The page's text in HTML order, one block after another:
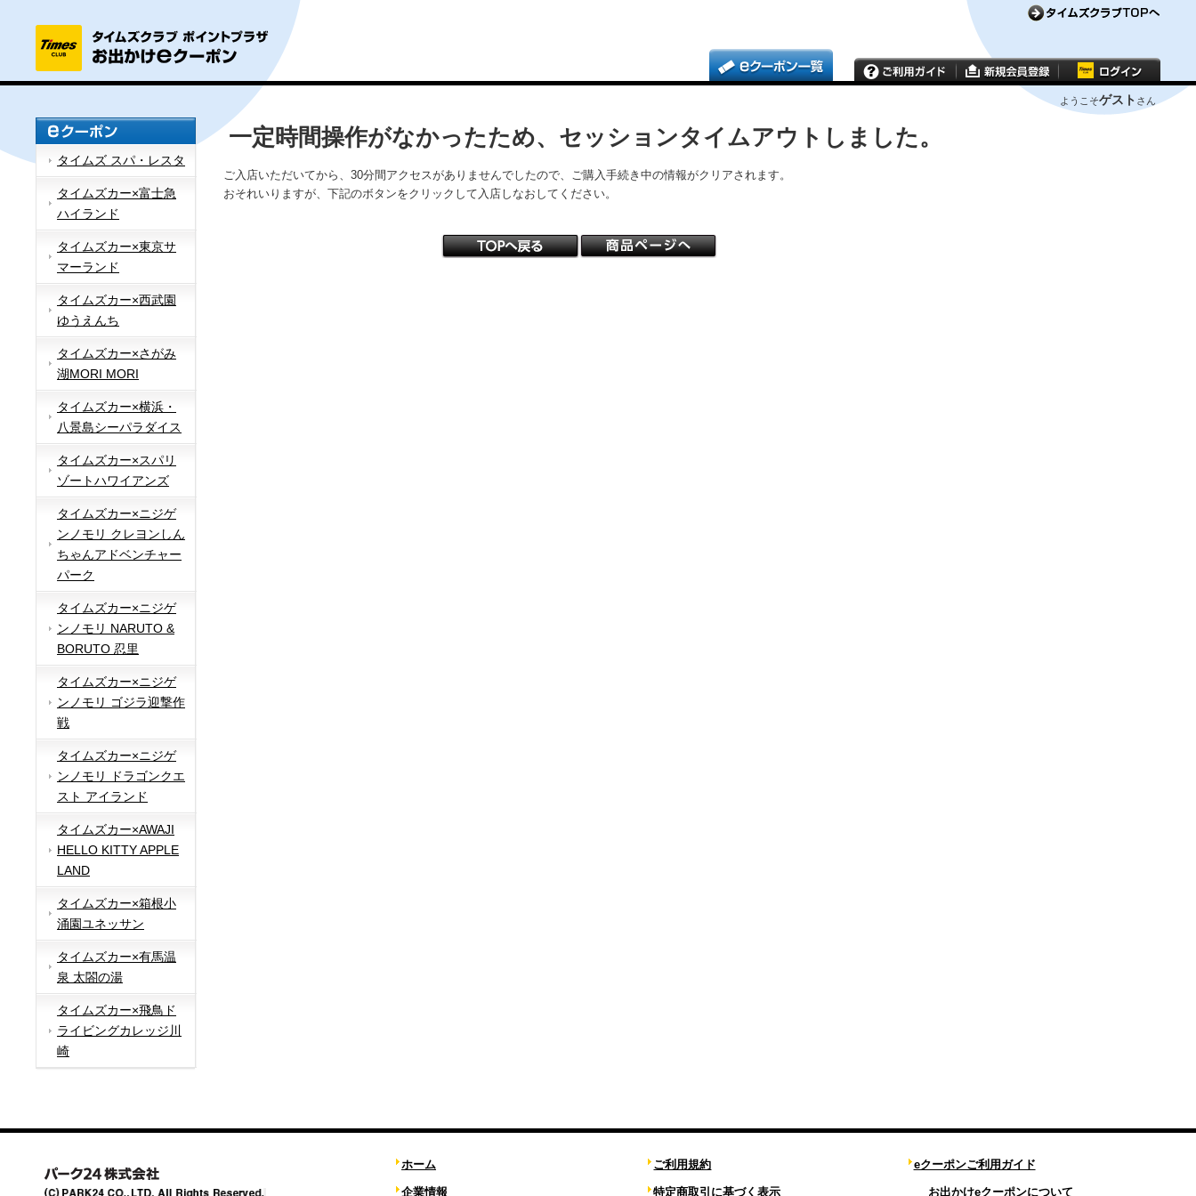
ようこそゲスト さん
タイムズ スパ・レスタ
タイムズカー×富士急
ハイランド
タイムズカー×東京サ
マーランド
タイムズカー×西武園
ゆうえんち
タイムズカー×さがみ
湖MORI MORI
タイムズカー×横浜・
八景島シーパラダイス
タイムズカー×スパリ
ゾートハワイアンズ
タイムズカー×ニジゲ
ンノモリ クレヨンしん
ちゃんアドベンチャー
パーク
タイムズカー×ニジゲ
ンノモリ NARUTO &
BORUTO 忍里
タイムズカー×ニジゲ
ンノモリ ゴジラ迎撃作
戦
タイムズカー×ニジゲ
ンノモリ ドラゴンクエ
スト アイランド
タイムズカー×AWAJI
HELLO KITTY APPLE
LAND
タイムズカー×箱根小
涌園ユネッサン
タイムズカー×有馬温
泉 太閤の湯
タイムズカー×飛鳥ド
ライビングカレッジ川
崎
一定時間操作がなかったため、セッションタイムアウトしました。
ご入店いただいてから、30分間アクセスがありませんでしたので、ご購入手続き中の情報がクリアされます。
おそれいりますが、下記のボタンをクリックして入店しなおしてください。
ホーム
企業情報
ご利用規約
特定商取引に基づく表示
eクーポンご利用ガイド
お出かけeクーポンについて